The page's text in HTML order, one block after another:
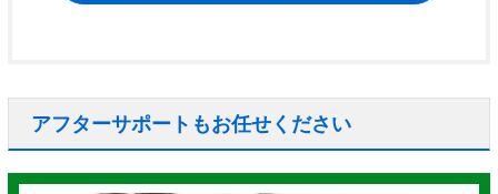
アフターサポートもお任せください